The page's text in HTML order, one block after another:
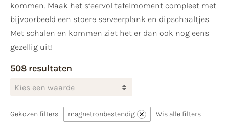
kommen. Maak het sfeervol tafelmoment compleet met
bijvoorbeeld een stoere serveerplank en dipschaaltjes.
Met schalen en kommen ziet het er dan ook nog eens
gezellig uit!
508 resultaten
Kies een waarde
Gekozen filters magnetronbestendig Wis alle filters